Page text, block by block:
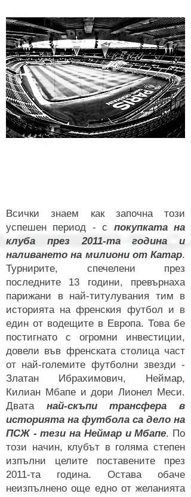
Всички знаем как започна този
успешен период - с покупката на
клуба през 2011-та година и
наливането на милиони от Катар.
Турнирите, спечелени през
последните 13 години, превърнаха
парижани в най-титулувания тим в
историята на френския футбол и в
един от водещите в Европа. Това бе
постигнато с огромни инвестиции,
довели във френската столица част
от най-големите футболни звезди -
Златан Ибрахимович, Неймар,
Килиан Мбапе и дори Лионел Меси.
Двата най-скъпи трансфера в
историята на футбола са дело на
ПСЖ - тези на Неймар и Мбапе. По
този начин, клубът в голяма степен
изпълни целите поставените през
2011-та година. Остава обаче
неизпълнено още едно от желанията